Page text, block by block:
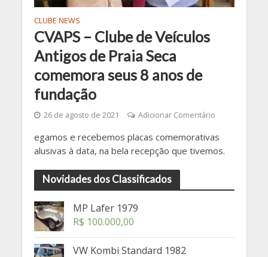
CLUBE NEWS
CVAPS – Clube de Veículos
Antigos de Praia Seca
comemora seus 8 anos de
fundação
26 de agosto de 2021 Adicionar Comentário
egamos e recebemos placas comemorativas
alusivas à data, na bela recepção que tivemos.
Novidades dos Classificados
MP Lafer 1979
R$ 100.000,00
VW Kombi Standard 1982